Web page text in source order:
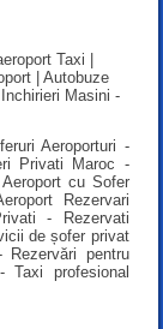
Aeroporturi -
Privati ​​Maroc -
cu Sofer
Rezervari
​​- Rezervati
de șofer privat
pentru
Taxi profesional